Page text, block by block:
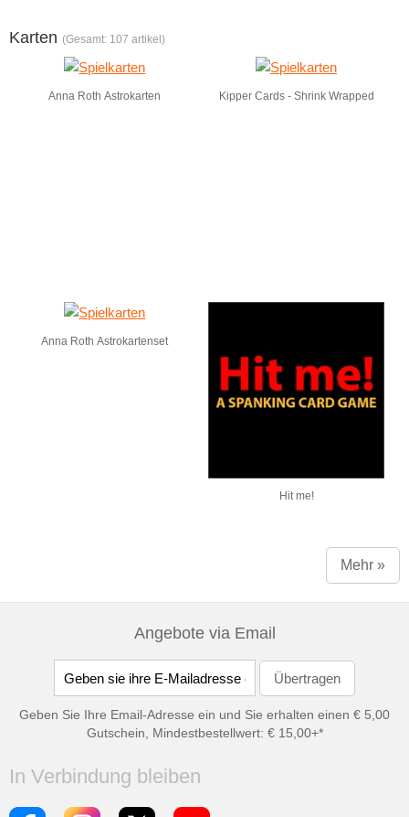
Karten (Gesamt: 107 artikel)
Anna Roth Astrokarten Kipper Cards - Shrink Wrapped
Anna Roth Astrokartenset
Hit me!
Mehr »
Angebote via Email
Geben Sie Ihre Email-Adresse ein und Sie erhalten einen € 5,00
Gutschein, Mindestbestellwert: € 15,00+*
In Verbindung bleiben